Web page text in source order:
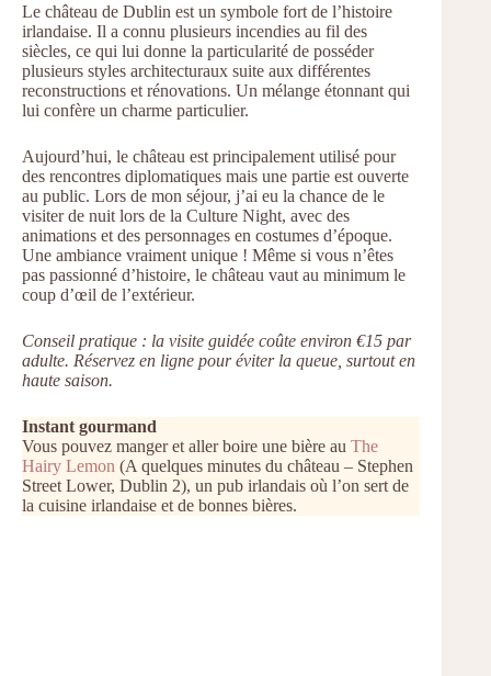
Le château de Dublin est un symbole fort de l’histoire
irlandaise. Il a connu plusieurs incendies au fil des
siècles, ce qui lui donne la particularité de posséder
plusieurs styles architecturaux suite aux différentes
reconstructions et rénovations. Un mélange étonnant qui
lui confère un charme particulier.
Aujourd’hui, le château est principalement utilisé pour
des rencontres diplomatiques mais une partie est ouverte
au public. Lors de mon séjour, j’ai eu la chance de le
visiter de nuit lors de la Culture Night, avec des
animations et des personnages en costumes d’époque.
Une ambiance vraiment unique ! Même si vous n’êtes
pas passionné d’histoire, le château vaut au minimum le
coup d’œil de l’extérieur.
Conseil pratique : la visite guidée coûte environ €15 par
adulte. Réservez en ligne pour éviter la queue, surtout en
haute saison.
Instant gourmand
Vous pouvez manger et aller boire une bière au The
Hairy Lemon (A quelques minutes du château – Stephen
Street Lower, Dublin 2), un pub irlandais où l’on sert de
la cuisine irlandaise et de bonnes bières.